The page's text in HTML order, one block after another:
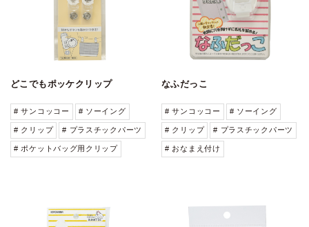
どこでもポッケクリップ
# サンコッコー # ソーイング
# クリップ # プラスチックパーツ
# ポケットバッグ用クリップ
なふだっこ
# サンコッコー # ソーイング
# クリップ # プラスチックパーツ
# おなまえ付け